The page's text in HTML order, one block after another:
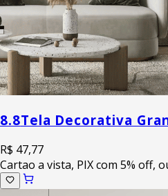
8.8Tela Decorativa
R$ 47,77
Cartao a vista, PIX com 5% off,